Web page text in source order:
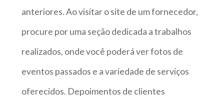
anteriores. Ao visitar o site de um fornecedor,
procure por uma seção dedicada a trabalhos
realizados, onde você poderá ver fotos de
eventos passados e a variedade de serviços
oferecidos. Depoimentos de clientes